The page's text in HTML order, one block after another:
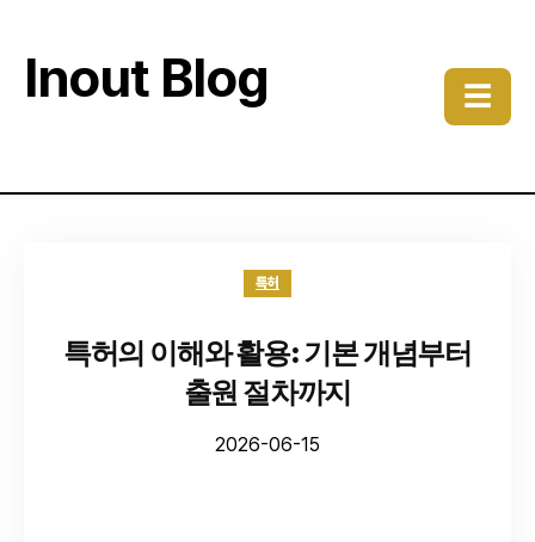
Inout Blog ☰
특허
특허의 이해와 활용: 기본 개념부터
출원 절차까지
2026-06-15